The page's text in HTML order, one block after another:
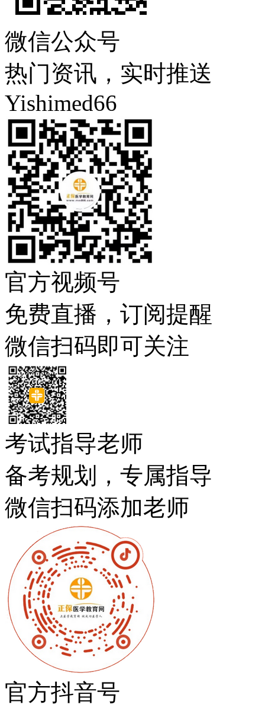
微信公众号
热门资讯，实时推送
Yishimed66
官方视频号
免费直播，订阅提醒
微信扫码即可关注
考试指导老师
备考规划，专属指导
微信扫码添加老师
官方抖音号